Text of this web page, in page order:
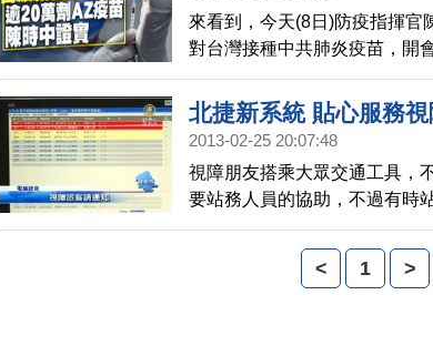
來看到，今天(8日)防疫指揮官
對台灣接種中共肺炎疫苗，開
證實，COVAX首波疫苗分配
北捷新系統 貼心服務
2013-02-25 20:07:48
視障朋友搭乘大眾交通工具，
要站務人員的協助，不過有時
要接人出站，為了避免漏接情
< 1 >